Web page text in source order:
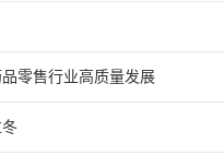
零售行业高质量发展